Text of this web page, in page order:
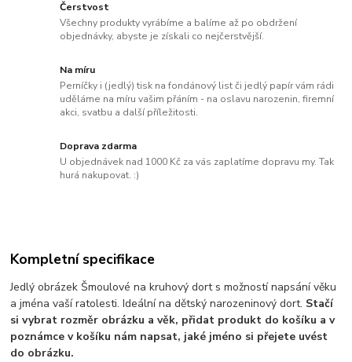
Čerstvost
Všechny produkty vyrábíme a balíme až po obdržení
objednávky, abyste je získali co nejčerstvější.
Na míru
Perníčky i (jedlý) tisk na fondánový list či jedlý papír vám rádi
uděláme na míru vašim přáním - na oslavu narozenin, firemní
akci, svatbu a další příležitosti.
Doprava zdarma
U objednávek nad 1000 Kč za vás zaplatíme dopravu my. Tak
hurá nakupovat. :)
Kompletní specifikace
Jedlý obrázek Šmoulové na kruhový dort s možností napsání věku
a jména vaší ratolesti. Ideální na dětský narozeninový dort. Stačí
si vybrat rozměr obrázku a věk, přidat produkt do košíku a v
poznámce v košíku nám napsat, jaké jméno si přejete uvést
do obrázku.